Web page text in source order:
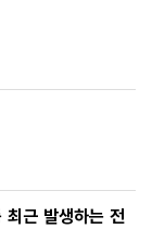
최근 발생하는 전